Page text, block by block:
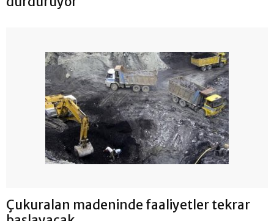
Çukuralan madeninde faaliyetler tekrar